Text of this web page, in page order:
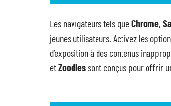
Les navigateurs tels queChrome,
jeunes utilisateurs. Activez les
d’exposition à des contenus
etZoodlessont conçus pour offrir